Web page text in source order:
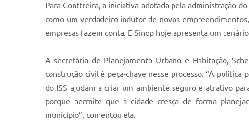
Para Conttreira, a iniciativa adotada pela administração
como um verdadeiro indutor de novos
empresas fazem conta. E Sinop hoje apresenta um
A secretária de Planejamento Urbano e Habitação,
construção civil é peça-chave nesse processo. “A
do ISS ajudam a criar um ambiente seguro e atrativo
porque permite que a cidade cresça de forma
município”, comentou ela.